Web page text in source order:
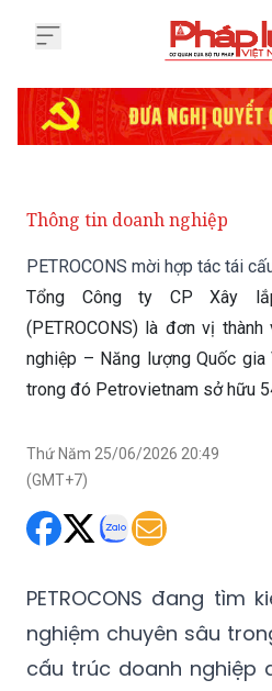
PETROCONS mời hợp tác tái
(PETROCONS) là đơn vị thành
nghiệp – Năng lượng Quốc
trong đó Petrovietnam sở hữu
Thứ Năm 25/06/2026 20:49
PETROCONS đang tìm
cấu trúc doanh nghiệp
xây dựng chiến lược
tái cấu trúc tổng thể